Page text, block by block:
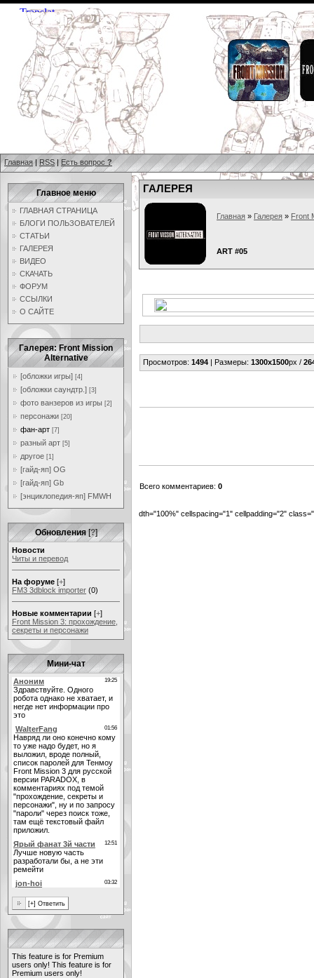
Главная | RSS | Есть вопрос ?
Главное меню
ГЛАВНАЯ СТРАНИЦА
БЛОГИ ПОЛЬЗОВАТЕЛЕЙ
СТАТЬИ
ГАЛЕРЕЯ
ВИДЕО
СКАЧАТЬ
ФОРУМ
ССЫЛКИ
О САЙТЕ
Галерея: Front Mission
Alternative
[обложки игры] [4]
[обложки саундтр.] [3]
фото ванзеров из игры [2]
персонажи [20]
фан-арт [7]
разный арт [5]
другое [1]
[гайд-яп] OG
[гайд-яп] Gb
[энциклопедия-яп] FMWH
Обновления [?]
Новости
Читы и перевод
На форуме [+]
FM3 3dblock importer (0)
Новые комментарии [+]
Front Mission 3: прохождение,
секреты и персонажи
Мини-чат
This feature is for Premium
users only! This feature is for
Premium users only!
ГАЛЕРЕЯ
Главная » Галерея » Front
ART #05
Просмотров: 1494 | Размеры: 1300x1500px /
Всего комментариев: 0
dth="100%" cellspacing="1" cellpadding="2"